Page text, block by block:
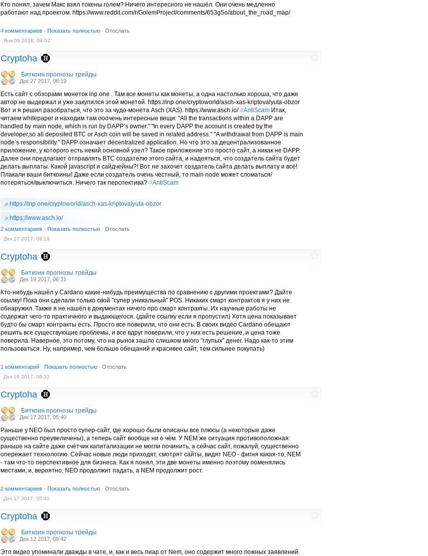
Кто понял, зачем Макс взял токены голем? Ничего интересного не нашёл. Они очень медленно
работают над проектом. https://www.reddit.com/r/GolemProject/comments/653g5o/about_the_road_map/
4 комментариев · Показать полностью · Отослать
Янв 09 2018, 04:02
Cryptoha
Биткоин прогнозы трейды
Дек 27 2017, 08:19
Есть сайт c обзорами монеток inp.one . Там все монеты как монеты, а одна настолько хороша, что даже
автор не выдержал и уже закупился этой монетой. https://inp.one/cryptoworld/asch-xas-kriptovalyuta-obzor
Вот и я решил разобраться, что это за чудо-монета Asch (XAS). https://www.asch.io/#AntiScam Итак,
читаем whitepaper и находим там ооочень интересные вещи: "All the transactions within a DAPP are
handled by main node, which is run by DAPP’s owner." "In every DAPP the account is created by the
developer,so all deposited BTC or Asch coin will be saved in related address." "A withdrawal from DAPP is main
node’s responsibility." DAPP означает decentralized application. Но что это за децентрализованное
приложение, у которого есть некий основной узел? Такое приложение это просто сайт, а никак не DAPP.
Далее они предлагают отправлять BTC создателю этого сайта, и надеяться, что создатель сайта будет
делать выплаты. Какой javascript и сайдчейны?! Вот не захочет создатель сайта делать выплату и всё!
Плакали ваши биткоины! Даже если создатель очень честный, то main node может сломаться/
потеряться/выключиться. Ничего так перспектива? #AntiScam
https://inp.one/cryptoworld/asch-xas-kriptovalyuta-obzor
https://www.asch.io/
2 комментариев · Показать полностью · Отослать
Дек 27 2017, 08:19
Cryptoha
Биткоин прогнозы трейды
Дек 19 2017, 06:31
Кто-нибудь нашёл у Cardano какие-нибудь преимущества по сравнению с другими проектами? Дайте
ссылку! Пока они сделали только свой "супер уникальный" POS. Никаких смарт контрактов я у них не
обнаружил. Также я не нашёл в документах ничего про смарт контракты. Их научные работы не
содержат чего-то практичного и выдающегося. (дайте ссылку если я пропустил) Хотя цена показывает
будто бы смарт контракты есть. Просто все поверили, что они есть. В своих видео Cardano обещают
решить все существующие проблемы, и все вдруг поверили, что у них есть решение, и цена тоже
поверила. Наверное, это потому, что на рынок зашло слишком много "глупых" денег. Надо как-то этим
пользоваться. Ну, например, чем больше обещаний и красивее сайт, тем сильнее покупать)
1 комментарий · Показать полностью · Отослать
Дек 19 2017, 06:31
Cryptoha
Биткоин прогнозы трейды
Дек 17 2017, 05:40
Раньше у NEO был просто супер-сайт, где хорошо были описаны все плюсы (а некоторые даже
существенно преувеличены), а теперь сайт вообще ни о чём. У NEM же ситуация противоположная:
раньше на сайте даже счётчик капитализации не могли починить, а сейчас сайт, пожалуй, существенно
опережает технологию. Сейчас новые люди приходят, смотрят сайты, видят NEO - фигня какая-то, NEM
- там что-то перспективное для бизнеса. Как я понял, эти две монеты именно поэтому поменялись
местами, и, вероятно, NEO продолжит падать, а NEM продолжит рост.
2 комментариев · Показать полностью · Отослать
Дек 17 2017, 05:40
Cryptoha
Биткоин прогнозы трейды
Дек 12 2017, 09:42
Это видео упоминали дважды в чате, и, как и весь пиар от Nem, оно содержит много ложных заявлений.